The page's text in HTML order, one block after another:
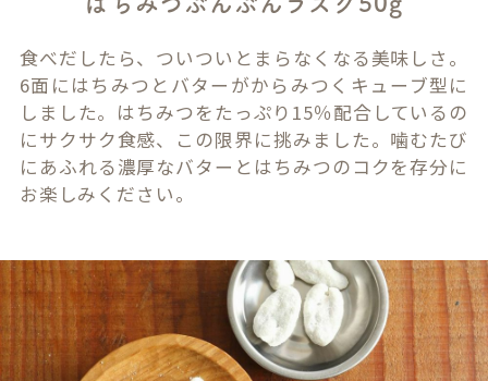
食べだしたら、ついついとまらなくなる美味しさ。
6面にはちみつとバターがからみつくキューブ型に
しました。はちみつをたっぷり15％配合しているの
にサクサク食感、この限界に挑みました。噛むたび
にあふれる濃厚なバターとはちみつのコクを存分に
お楽しみください。